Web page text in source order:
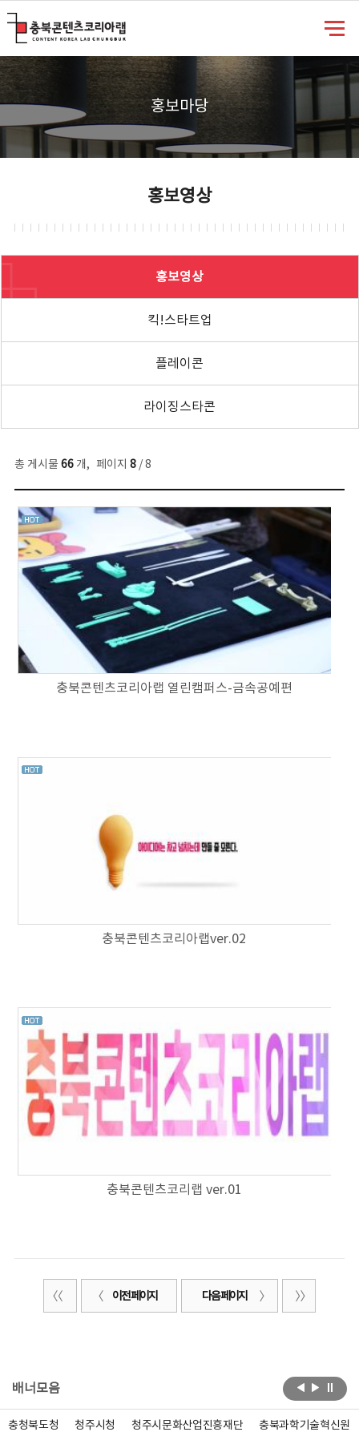
홍보마당
홍보영상
홍보영상
킥!스타트업
플레이콘
라이징스타콘
총 게시물 66개, 페이지 8/ 8
충북콘텐츠코리아랩 열린캠퍼스-금속공예편
충북콘텐츠코리아랩ver.02
충북콘텐츠코리랩 ver.01
이전 페이지 다음 페이지
배너모음
충청북도청 청주시청 청주시문화산업진흥재단 충북과학기술혁신원